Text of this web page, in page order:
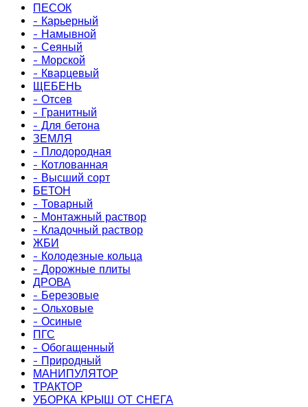
ПЕСОК
- Карьерный
- Намывной
- Сеяный
- Морской
- Кварцевый
ЩЕБЕНЬ
- Отсев
- Гранитный
- Для бетона
ЗЕМЛЯ
- Плодородная
- Котлованная
- Высший сорт
БЕТОН
- Товарный
- Монтажный раствор
- Кладочный раствор
ЖБИ
- Колодезные кольца
- Дорожные плиты
ДРОВА
- Березовые
- Ольховые
- Осиные
ПГС
- Обогащенный
- Природный
МАНИПУЛЯТОР
ТРАКТОР
УБОРКА КРЫШ ОТ СНЕГА